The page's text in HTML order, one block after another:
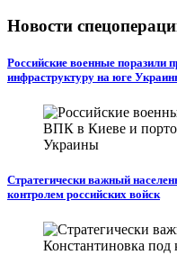
Новости
Российские военные поразили
инфраструктуру на юге
Стратегически важный
контролем российских войск